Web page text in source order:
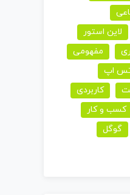
لاین استور
مفهومی
اپ
کاربردی
کسب و کار
گوگل